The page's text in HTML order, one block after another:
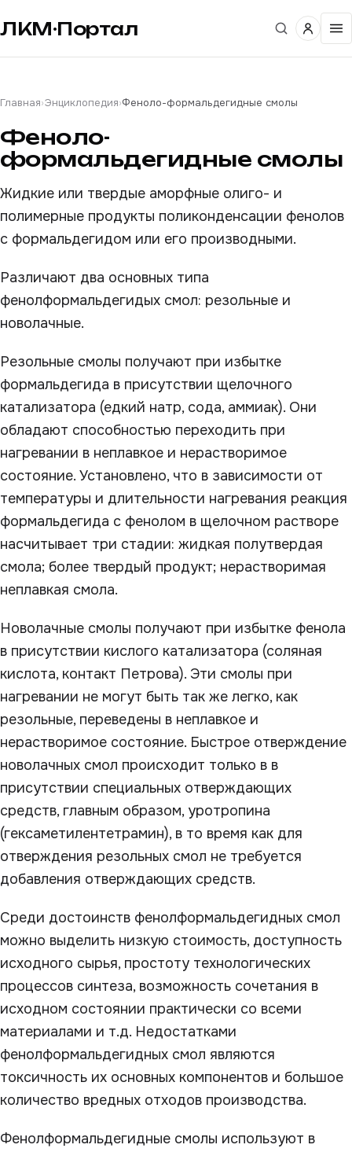
ЛКМ·Портал
Главная›Энциклопедия›Феноло-формальдегидные смолы
Феноло-
формальдегидные смолы
Жидкие или твердые аморфные олиго- и
полимерные продукты поликонденсации фенолов
с формальдегидом или его производными.
Различают два основных типа
фенолформальдегидых смол: резольные и
новолачные.
Резольные смолы получают при избытке
формальдегида в присутствии щелочного
катализатора (едкий натр, сода, аммиак). Они
обладают способностью переходить при
нагревании в неплавкое и нерастворимое
состояние. Установлено, что в зависимости от
температуры и длительности нагревания реакция
формальдегида с фенолом в щелочном растворе
насчитывает три стадии: жидкая полутвердая
смола; более твердый продукт; нерастворимая
неплавкая смола.
Новолачные смолы получают при избытке фенола
в присутствии кислого катализатора (соляная
кислота, контакт Петрова). Эти смолы при
нагревании не могут быть так же легко, как
резольные, переведены в неплавкое и
нерастворимое состояние. Быстрое отверждение
новолачных смол происходит только в в
присутствии специальных отверждающих
средств, главным образом, уротропина
(гексаметилентетрамин), в то время как для
отверждения резольных смол не требуется
добавления отверждающих средств.
Среди достоинств фенолформальдегидных смол
можно выделить низкую стоимость, доступность
исходного сырья, простоту технологических
процессов синтеза, возможность сочетания в
исходном состоянии практически со всеми
материалами и т.д. Недостатками
фенолформальдегидных смол являются
токсичность их основных компонентов и большое
количество вредных отходов производства.
Фенолформальдегидные смолы используют в